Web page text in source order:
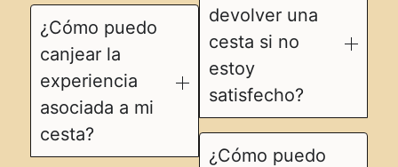
¿Cómo puedo
canjear la
experiencia
asociada a mi
cesta?
devolver una
cesta si no
estoy
satisfecho?
¿Cómo puedo